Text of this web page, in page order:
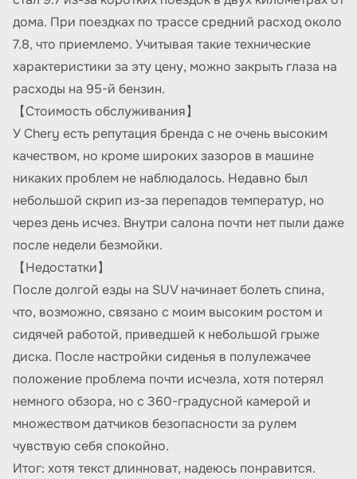
дома. При поездках по трассе средний расход около
7.8, что приемлемо. Учитывая такие технические
характеристики за эту цену, можно закрыть глаза на
расходы на 95-й бензин.
【Стоимость обслуживания】
У Chery есть репутация бренда с не очень высоким
качеством, но кроме широких зазоров в машине
никаких проблем не наблюдалось. Недавно был
небольшой скрип из-за перепадов температур, но
через день исчез. Внутри салона почти нет пыли даже
после недели безмойки.
【Недостатки】
После долгой езды на SUV начинает болеть спина,
что, возможно, связано с моим высоким ростом и
сидячей работой, приведшей к небольшой грыже
диска. После настройки сиденья в полулежачее
положение проблема почти исчезла, хотя потерял
немного обзора, но с 360-градусной камерой и
множеством датчиков безопасности за рулем
чувствую себя спокойно.
Итог: хотя текст длинноват, надеюсь понравится.